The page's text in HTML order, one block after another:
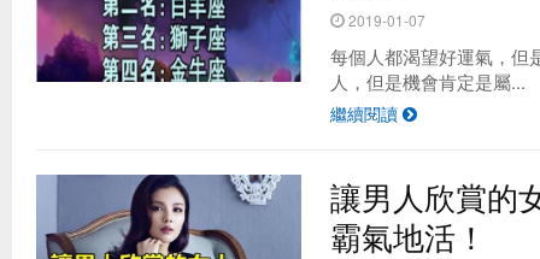
2019-01-07
每個人都渴望好運氣，但
人，但是機會肯定是屬...
繼續閱讀
讓男人欣賞的
霸氣地活！